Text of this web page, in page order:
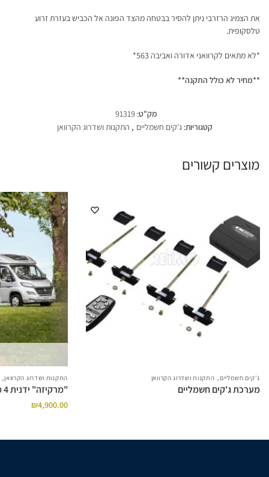
את הצמיג הרזרבי ניתן להסיר בבטחה מהצד הפונה אל הכביש בעזרת זרוע
טלסקופית.
*לא מתאים לקרוואני אדורה ואביבה 563*
**מחיר לא כולל התקנה**
מק"ט: 91319
קטגוריות:ג'קים חשמליים , התקנות ושדרוג הקרוואן
מוצרים קשורים
ג'קים חשמליים, התקנות ושדרוג הקרוואן
מערכת ג'קים חשמליים
התקנות ושדרוג הקרוואן
"מרקיזה" ידנית 4 מטרים
₪4,900.00